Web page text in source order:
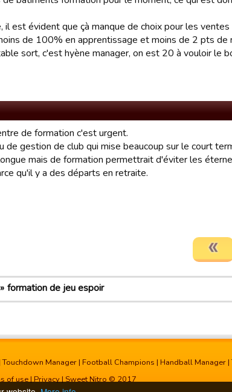
il est évident que çà manque de choix pour les
de 100% en apprentissage et moins de 2 pts de
sort, c'est hyène manager, on est 20 à vouloir le
de formation c'est urgent.
de gestion de club qui mise beaucoup sur le court
mais de formation permettrait d'éviter les
qu'il y a des départs en retraite.
formation de jeu espoir
|Touchdown Manager | Football Champions | Handball Manager |
of use|Privacy| Sweet Nitro © 2017